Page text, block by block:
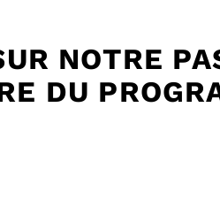
NOTRE
DU